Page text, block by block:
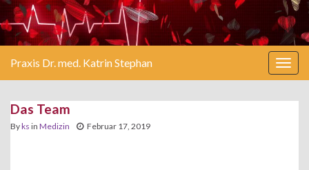
Praxis Dr. med. Katrin Stephan
Das Team
Byks in Medizin Februar 17, 2019